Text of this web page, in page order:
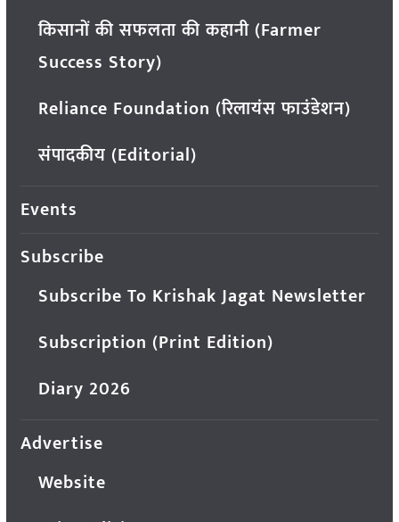
किसानों की सफलता की कहानी (Farmer
Success Story)
Reliance Foundation (रिलायंस फाउंडेशन)
संपादकीय (Editorial)
Events
Subscribe
Subscribe To Krishak Jagat Newsletter
Subscription (Print Edition)
Diary 2026
Advertise
Website